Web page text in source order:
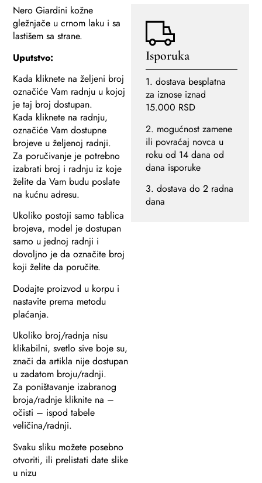
Nero Giardini kožne
gležnjače u crnom laku i sa
lastišem sa strane.
Uputstvo:
Kada kliknete na željeni broj
označiće Vam radnju u kojoj
je taj broj dostupan.
Kada kliknete na radnju,
označiće Vam dostupne
brojeve u željenoj radnji.
Za poručivanje je potrebno
izabrati broj i radnju iz koje
želite da Vam budu poslate
na kućnu adresu.
Ukoliko postoji samo tablica
brojeva, model je dostupan
samo u jednoj radnji i
dovoljno je da označite broj
koji želite da poručite.
Dodajte proizvod u korpu i
nastavite prema metodu
plaćanja.
Ukoliko broj/radnja nisu
klikabilni, svetlo sive boje su,
znači da artikla nije dostupan
u zadatom broju/radnji.
Za poništavanje izabranog
broja/radnje kliknite na –
očisti – ispod tabele
veličina/radnji.
Svaku sliku možete posebno
otvoriti, ili prelistati date slike
u nizu
Isporuka
1. dostava besplatna
za iznose iznad
15.000 RSD
2. mogućnost zamene
ili povraćaj novca u
roku od 14 dana od
dana isporuke
3. dostava do 2 radna
dana